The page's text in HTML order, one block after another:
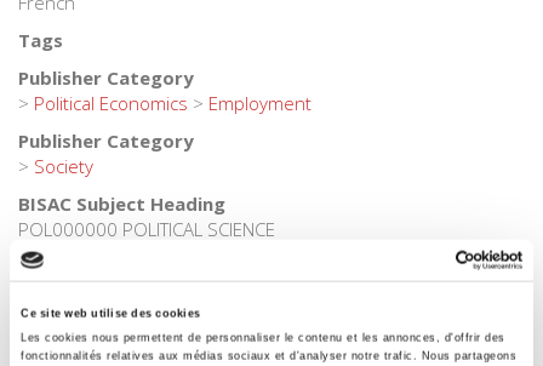
Ce site web utilise des cookies
Les cookies nous permettent de personnaliser le contenu et les annonces, d'offrir des
fonctionnalités relatives aux médias sociaux et d'analyser notre trafic. Nous partageons
Tags
Publisher Category
> Political Economics > Employment
Publisher Category
> Society
BISAC Subject Heading
POL000000 POLITICAL SCIENCE
Onix Audience Codes
CLIL (Version 2013-2019)
3283 SCIENCES POLITIQUES